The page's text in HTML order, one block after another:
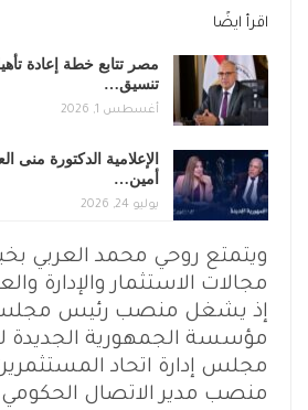
اقرأ ايضًا
مصر تتابع خطة إعادة
تنسيق…
أغسطس 1, 2026
الإعلامية الدكتورة منى
أمين…
يوليو 24, 2026
ويتمتع روحي محمد العربي
مجالات الاستثمار والإدارة
إذ يشغل منصب رئيس مجلس
مؤسسة الجمهورية الجديدة
مجلس إدارة اتحاد
منصب مدير الاتصال